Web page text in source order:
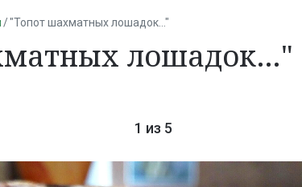
"Топот шахматных лошадок…"
лошадок…"
1 из 5